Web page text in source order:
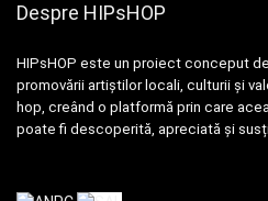
Despre HIPsHOP
HIPsHOP este un proiect conceput
promovării artiștilor locali, culturii și
hop, creând o platformă prin care
poate fi descoperită, apreciată și